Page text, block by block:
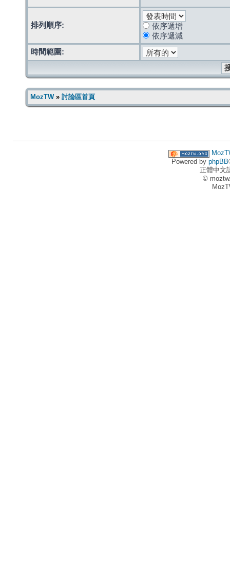
排列順序:
依序遞增
依序遞減
時間範圍:
MozTW» 討論區首頁
Powered by phpBB
正體中文
©